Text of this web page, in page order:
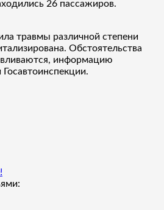
26 пассажиров.
травмы различной степени
Обстоятельства
информацию